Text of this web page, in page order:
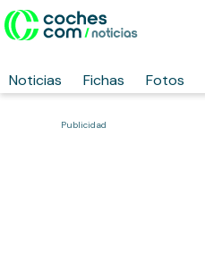
Noticias Fichas Fotos
Publicidad